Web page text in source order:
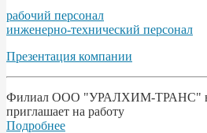
рабочий персонал
инженерно-технический персонал
Презентация компании
Филиал ООО "УРАЛХИМ-ТРАНС" в
приглашает на работу
Подробнее